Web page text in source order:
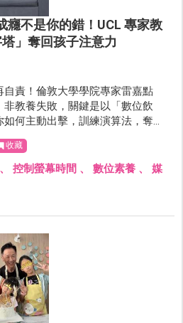
癮不是你的錯！UCL 專家教
」奪回孩子注意力
責！倫敦大學學院專家雷嘉點
教養失敗，關鍵是以「數位飲
何主動出擊，訓練演算法，奪
權。
收藏
控制螢幕時間 、 數位素養、 媒